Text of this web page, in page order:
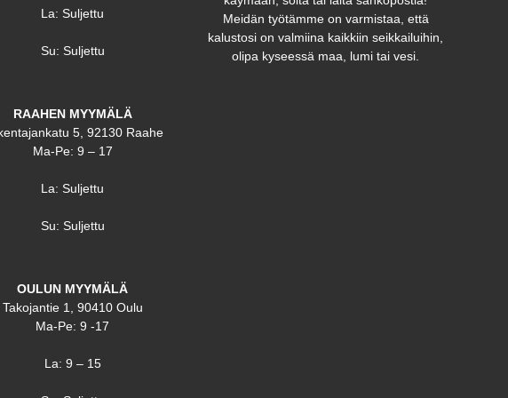
La: Suljettu
Su: Suljettu
RAAHEN MYYMÄLÄ
5, 92130 Raahe
Ma-Pe: 9 – 17
La: Suljettu
Su: Suljettu
OULUN MYYMÄLÄ
Takojantie 1, 90410 Oulu
Ma-Pe: 9 -17
La: 9 – 15
Meidän työtämme on varmistaa, että
kalustosi on valmiina kaikkiin seikkailuihin,
olipa kyseessä maa, lumi tai vesi.